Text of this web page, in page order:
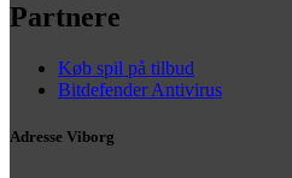
Partnere
Køb spil på tilbud
Bitdefender Antivirus
Adresse Viborg